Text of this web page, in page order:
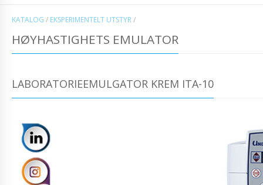
KATALOG / EKSPERIMENTELT UTSTYR/
HØYHASTIGHETS EMULATOR
LABORATORIEEMULGATOR KREM ITA-10